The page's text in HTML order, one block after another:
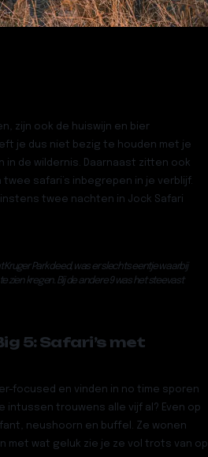
zijn ook de huiswijn en bier
je dus niet bezig te houden met je
in de wildernis. Daarnaast zitten ook
safari’s inbegrepen in je verblijf.
twee nachten in Jock Safari
Kruger Park deed, was er slechts eentje waarbij
zien kregen. Bij de andere 9 was het steevast
5: Safari’s met
focused en vinden in no time sporen
intussen trouwens alle vijf al? Even op
neushoorn en buffel. Ze wonen
met wat geluk zie je ze vol trots van op